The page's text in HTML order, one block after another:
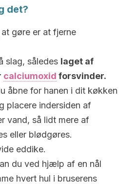
det?
gøre er at fjerne
slag, således laget af
calciumoxid forsvinder.
åbne for hanen i dit køkken
placere indersiden af
vand, så lidt mere af
eller blødgøres.
eddike.
du ved hjælp af en nål
hvert hul i bruserens